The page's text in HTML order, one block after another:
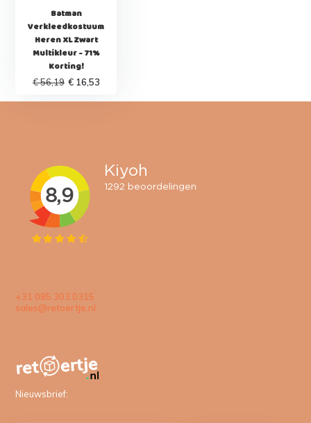
Batman
Verkleedkostuum
Heren XL Zwart
Multikleur - 71%
Korting!
€ 56,19 € 16,53
+31 085 303 0315
sales@retoertje.nl
Nieuwsbrief: